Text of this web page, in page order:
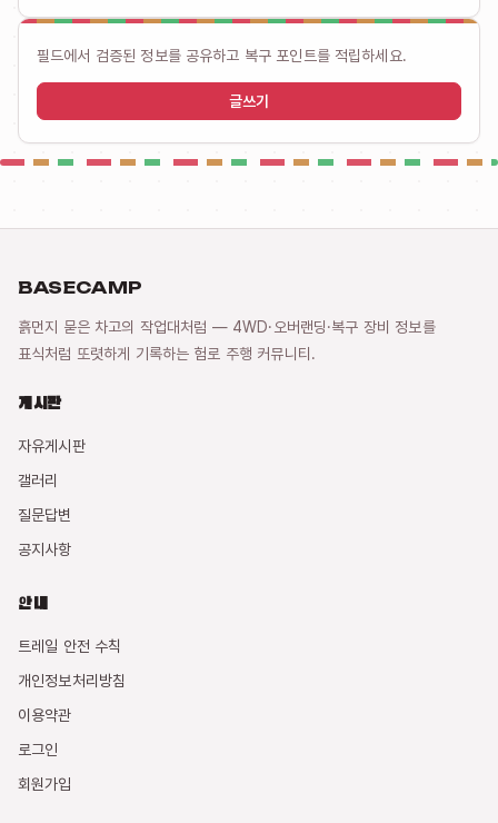
필드에서 검증된 정보를 공유하고 복구 포인트를 적립하세요.
글쓰기
BASECAMP
흙먼지 묻은 차고의 작업대처럼 — 4WD·오버랜딩·복구 장비 정보를
표식처럼 또렷하게 기록하는 험로 주행 커뮤니티.
게시판
자유게시판
갤러리
질문답변
공지사항
안내
트레일 안전 수칙
개인정보처리방침
이용약관
로그인
회원가입